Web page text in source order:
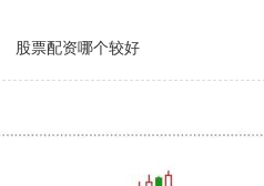
股票配资哪个较好